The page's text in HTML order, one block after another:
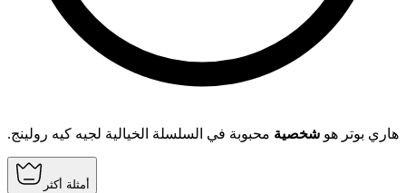
هاري بوتر هو شخصية محبوبة في السلسلة الخيالية لجيه كيه رولينج.
أمثلة أكثر